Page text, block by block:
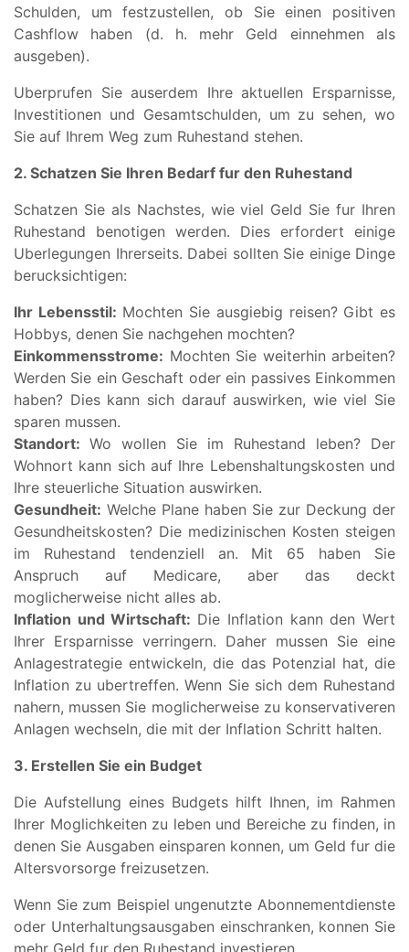
Schulden, um festzustellen, ob Sie einen positiven
Cashflow haben (d. h. mehr Geld einnehmen als
ausgeben).
Uberprufen Sie auserdem Ihre aktuellen Ersparnisse,
Investitionen und Gesamtschulden, um zu sehen, wo
Sie auf Ihrem Weg zum Ruhestand stehen.
2. Schatzen Sie Ihren Bedarf fur den Ruhestand
Schatzen Sie als Nachstes, wie viel Geld Sie fur Ihren
Ruhestand benotigen werden. Dies erfordert einige
Uberlegungen Ihrerseits. Dabei sollten Sie einige Dinge
berucksichtigen:
Ihr Lebensstil: Mochten Sie ausgiebig reisen? Gibt es
Hobbys, denen Sie nachgehen mochten?
Einkommensstrome: Mochten Sie weiterhin arbeiten?
Werden Sie ein Geschaft oder ein passives Einkommen
haben? Dies kann sich darauf auswirken, wie viel Sie
sparen mussen.
Standort: Wo wollen Sie im Ruhestand leben? Der
Wohnort kann sich auf Ihre Lebenshaltungskosten und
Ihre steuerliche Situation auswirken.
Gesundheit: Welche Plane haben Sie zur Deckung der
Gesundheitskosten? Die medizinischen Kosten steigen
im Ruhestand tendenziell an. Mit 65 haben Sie
Anspruch auf Medicare, aber das deckt
moglicherweise nicht alles ab.
Inflation und Wirtschaft: Die Inflation kann den Wert
Ihrer Ersparnisse verringern. Daher mussen Sie eine
Anlagestrategie entwickeln, die das Potenzial hat, die
Inflation zu ubertreffen. Wenn Sie sich dem Ruhestand
nahern, mussen Sie moglicherweise zu konservativeren
Anlagen wechseln, die mit der Inflation Schritt halten.
3. Erstellen Sie ein Budget
Die Aufstellung eines Budgets hilft Ihnen, im Rahmen
Ihrer Moglichkeiten zu leben und Bereiche zu finden, in
denen Sie Ausgaben einsparen konnen, um Geld fur die
Altersvorsorge freizusetzen.
Wenn Sie zum Beispiel ungenutzte Abonnementdienste
oder Unterhaltungsausgaben einschranken, konnen Sie
mehr Geld fur den Ruhestand investieren.